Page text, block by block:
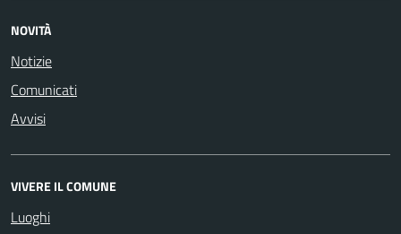
NOVITÀ
Notizie
Comunicati
Avvisi
VIVERE IL COMUNE
Luoghi